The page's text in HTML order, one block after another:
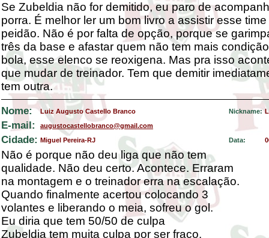
Se Zubeldia não for demitido, eu paro de
porra. É melhor ler um bom livro a assistir esse time
peidão. Não é por falta de opção, porque se
três da base e afastar quem não tem mais
bola, esse elenco se reoxigena. Mas pra isso
que mudar de treinador. Tem que demitir
tem outra.
Nome: Luiz Augusto Castello Branco Nickname:
E-mail: augustocastellobranco@gmail.com
Cidade: Miguel Pereira-RJ Data:
Não é porque não deu liga que não tem
qualidade. Não deu certo. Acontece. Erraram
na montagem e o treinador erra na escalação.
Quando finalmente acertou colocando 3
volantes e liberando o meia, sofreu o gol.
Eu diria que tem 50/50 de culpa
Zubeldia tem muita culpa por ser fraco.